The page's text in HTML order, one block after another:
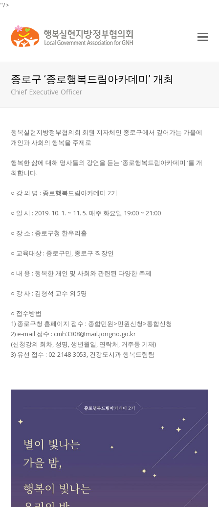
"/>
종로구 ‘종로행복드림아카데미’ 개최
Chief Executive Officer
행복실현지방정부협의회 회원 지자체인 종로구에서 깊어가는 가을에
개인과 사회의 행복을 주제로
행복한 삶에 대해 명사들의 강연을 듣는 ‘종로행복드림아카데미 ‘를 개
최합니다.
○ 강 의 명 : 종로행복드림아카데미 2기
○ 일 시 : 2019. 10. 1. ~ 11. 5. 매주 화요일 19:00 ~ 21:00
○ 장 소 : 종로구청 한우리홀
○ 교육대상 : 종로구민, 종로구 직장인
○ 내 용 : 행복한 개인 및 사회와 관련된 다양한 주제
○ 강 사 : 김형석 교수 외 5명
○ 접수방법
1) 종로구청 홈페이지 접수 : 종합민원>민원신청>통합신청
2) e-mail 접수 : cmh3308@mail.jongno.go.kr
(신청강의 회차, 성명, 생년월일, 연락처, 거주동 기재)
3) 유선 접수 : 02-2148-3053, 건강도시과 행복드림팀